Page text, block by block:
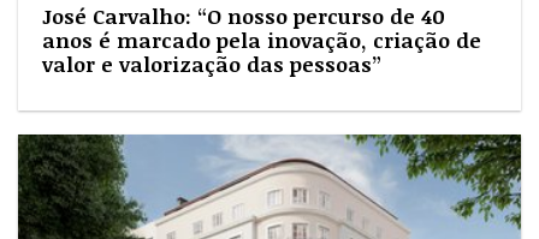
José Carvalho: “O nosso percurso de 40
anos é marcado pela inovação, criação de
valor e valorização das pessoas”